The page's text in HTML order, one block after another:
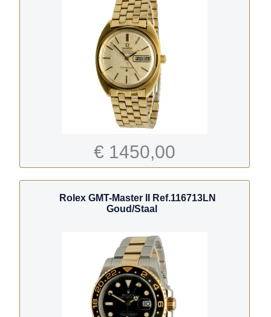
€ 1450,00
Rolex GMT-Master II Ref.116713LN
Goud/Staal